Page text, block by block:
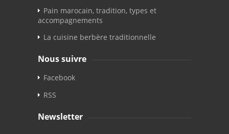
Pain marocain, tradition, types et
accompagnements
La cuisine berbère traditionnelle
Nous suivre
Facebook
RSS
Newsletter